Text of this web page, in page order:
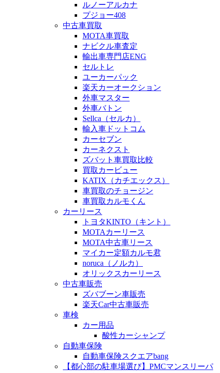
ルノーアルカナ
プジョー408
中古車買取
MOTA車買取
ナビクル車査定
輸出車専門店ENG
セルトレ
ユーカーパック
楽天カーオークション
外車マスター
外車バトン
Sellca（セルカ）
輸入車ドットコム
カーセブン
カーネクスト
ズバット車買取比較
買取カービュー
KATIX（カチエックス）
車買取のチョージン
車買取カルモくん
カーリース
トヨタKINTO（キント）
MOTAカーリース
MOTA中古車リース
マイカー定額カルモ君
noruca（ノルカ）
オリックスカーリース
中古車販売
ズバブーン車販売
楽天Car中古車販売
車検
カー用品
酸性カーシャンプ
自動車保険
自動車保険スクエアbang
【都心部の駐車場選び】PMCマンスリーパ